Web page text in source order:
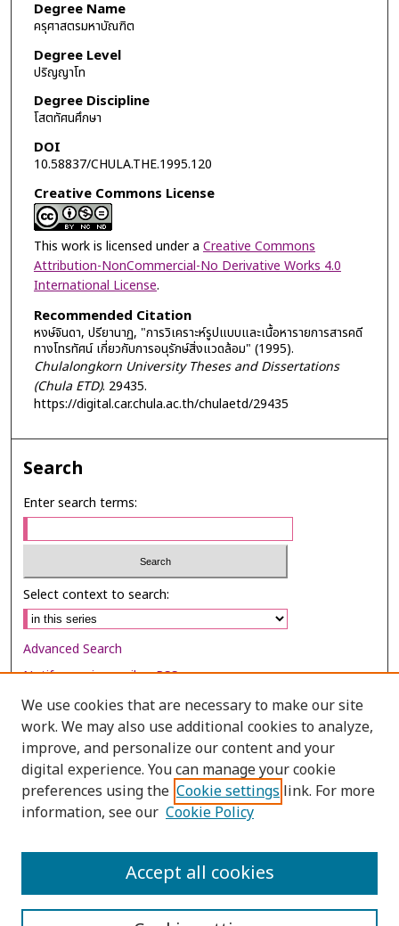
Degree Name
ครุศาสตรมหาบัณฑิต
Degree Level
ปริญญาโท
Degree Discipline
โสตทัศนศึกษา
DOI
10.58837/CHULA.THE.1995.120
Creative Commons License
This work is licensed under a Creative Commons
Attribution-NonCommercial-No Derivative Works 4.0
International License.
Recommended Citation
หงษ์จินดา, ปรียานาฏ, "การวิเคราะห์รูปแบบและเนื้อหารายการสารคดี
ทางโทรทัศน์ เกี่ยวกับการอนุรักษ์สิ่งแวดล้อม" (1995).
Chulalongkorn University Theses and Dissertations
(Chula ETD). 29435.
https://digital.car.chula.ac.th/chulaetd/29435
Search
Enter search terms:
Select context to search:
Advanced Search
Notify me via email orRSS
Browse
Collections
Disciplines
Authors
We use cookies that are necessary to make our site
work. We may also use additional cookies to analyze,
improve, and personalize our content and your
digital experience. You can manage your cookie
preferences using the Cookie settings link. For more
information, see our Cookie Policy
Accept all cookies